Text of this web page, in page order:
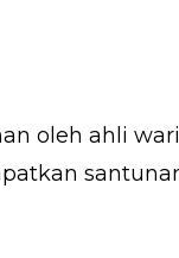
oleh ahli